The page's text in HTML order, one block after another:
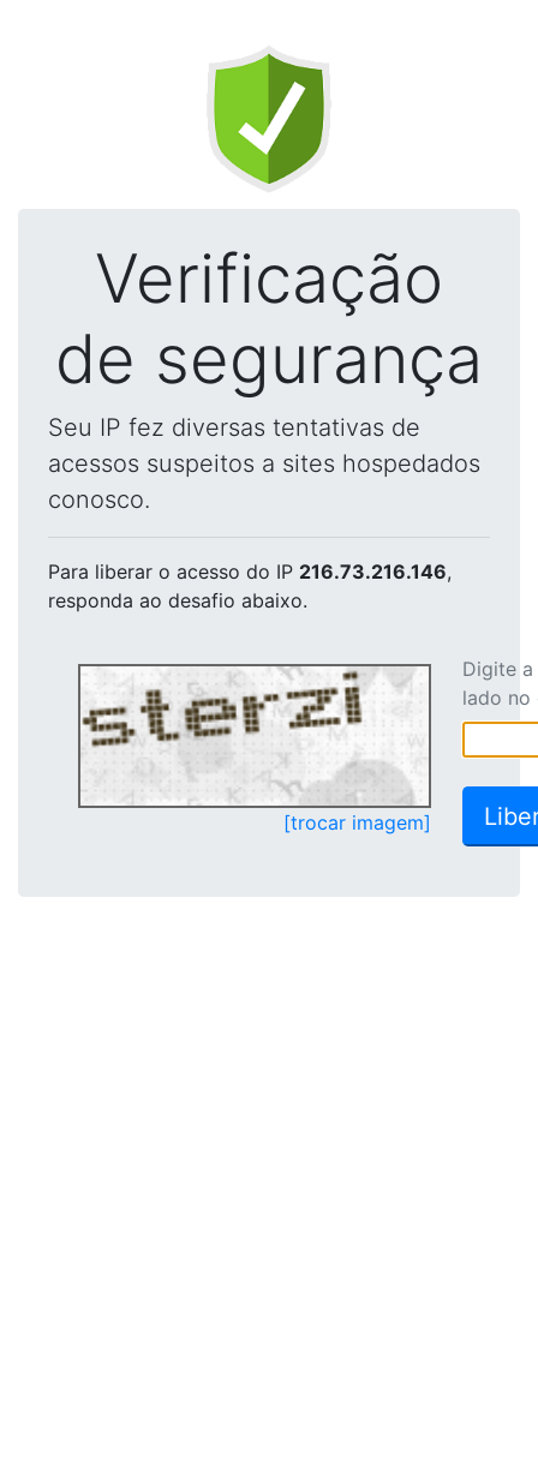
Verificação
de segurança
Seu IP fez diversas tentativas de
acessos suspeitos a sites hospedados
conosco.
Para liberar o acesso do IP 216.73.216.146,
responda ao desafio abaixo.
[trocar imagem]
Digite
lado no